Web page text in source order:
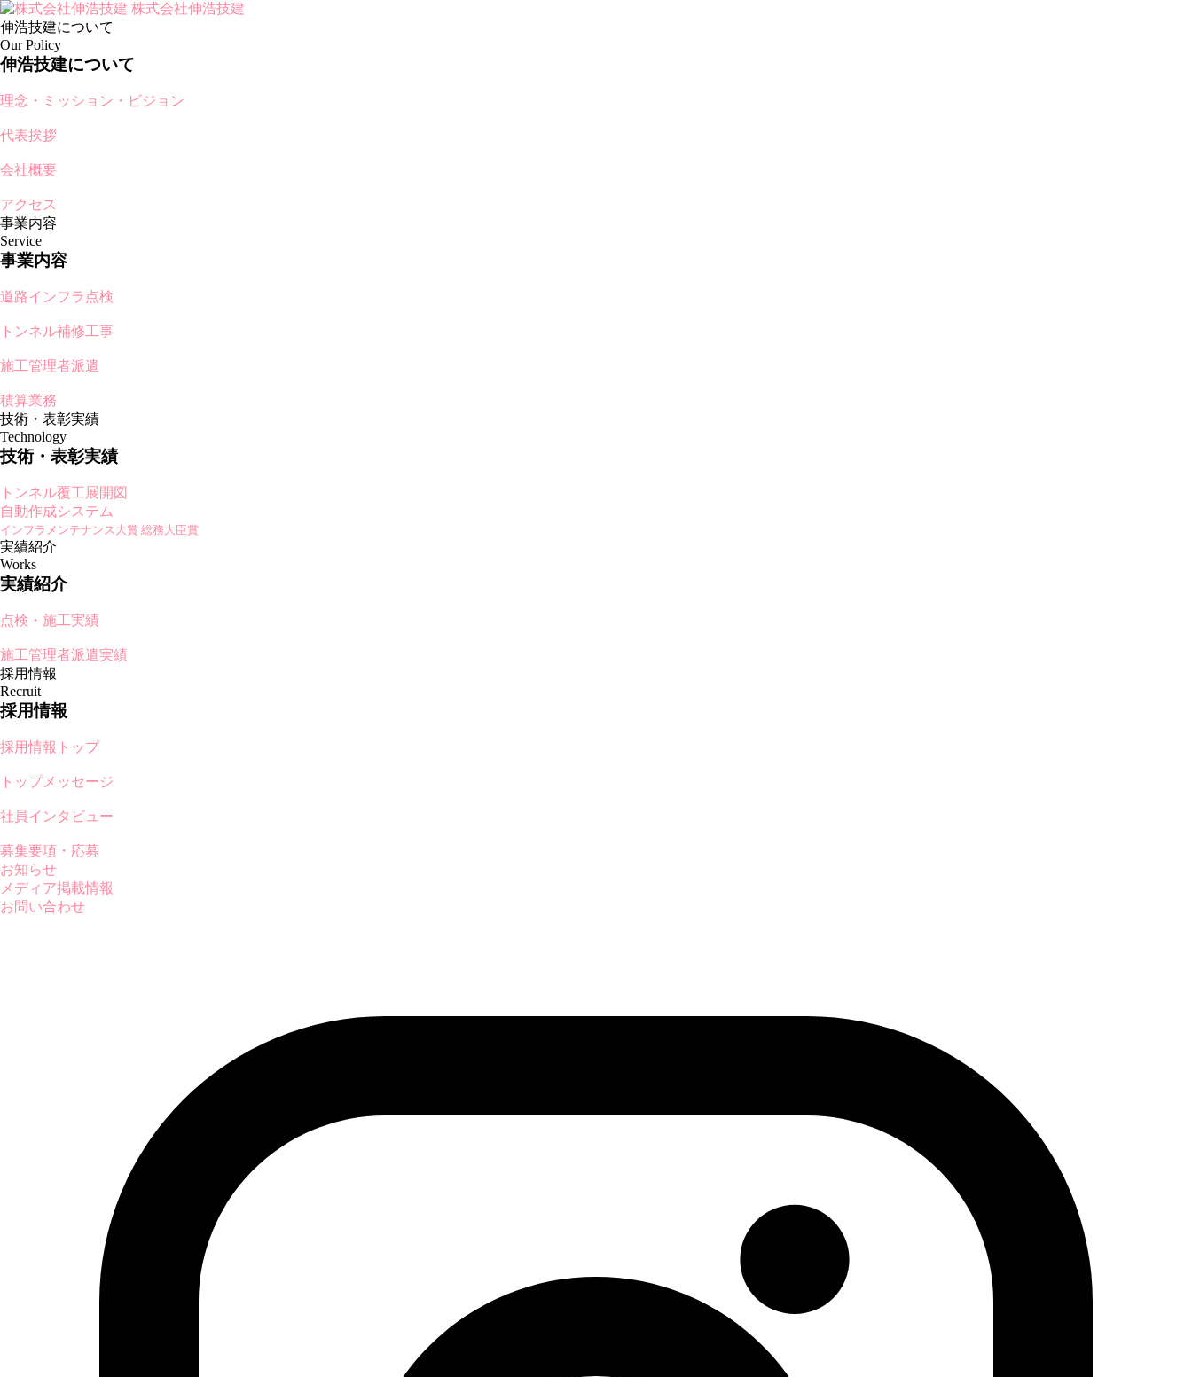
株式会社伸浩技建
伸浩技建について
Our Policy
伸浩技建について
理念・ミッション・ビジョン
代表挨拶
会社概要
アクセス
事業内容
Service
事業内容
道路インフラ点検
トンネル補修工事
施工管理者派遣
積算業務
技術・表彰実績
Technology
技術・表彰実績
トンネル覆工展開図
自動作成システム
インフラメンテナンス大賞 総務大臣賞
実績紹介
Works
実績紹介
点検・施工実績
施工管理者派遣実績
採用情報
Recruit
採用情報
採用情報トップ
トップメッセージ
社員インタビュー
募集要項・応募
お知らせ
メディア掲載情報
お問い合わせ